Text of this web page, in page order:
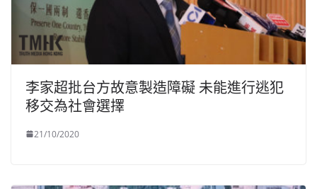
李家超批台方故意製造障礙 未能進行逃犯
移交為社會選擇
21/10/2020